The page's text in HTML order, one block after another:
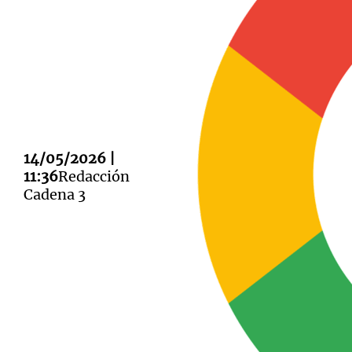
14/05/2026 |
11:36Redacción
Cadena 3
Notas
Mundial 2026 La